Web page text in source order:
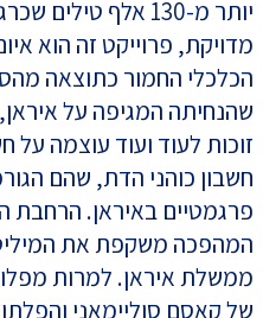
יותר מ-130 אלף
מדויקת, פרוייקט זה הוא
הכלכלי החמור כתוצאה
שהנחיתה המגיפה על
זוכות לעוד ועוד עוצמה
חשבון כוהני הדת, שהם
פרגמטיים באיראן. הרחבת
המהפכה משקפת את
ממשלת איראן. למרות
של קאסם סוליימאני